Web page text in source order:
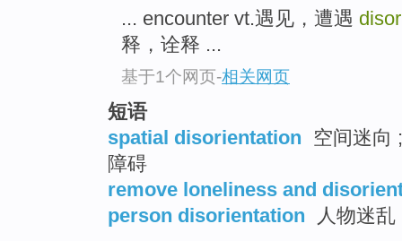
... encounter vt.遇见，遭遇
释，诠释 ...
基于1个网页-相关网页
短语
spatial disorientation
空间迷向
障碍
remove loneliness and
person disorientation
人物迷乱